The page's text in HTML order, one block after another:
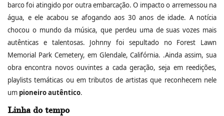
barco foi atingido por outra embarcação. O impacto o arremessou na
água, e ele acabou se afogando aos 30 anos de idade. A notícia
chocou o mundo da música, que perdeu uma de suas vozes mais
autênticas e talentosas. Johnny foi sepultado no Forest Lawn
Memorial Park Cemetery, em Glendale, Califórnia. .Ainda assim, sua
obra encontra novos ouvintes a cada geração, seja em reedições,
playlists temáticas ou em tributos de artistas que reconhecem nele
um pioneiro autêntico.
Linha do tempo